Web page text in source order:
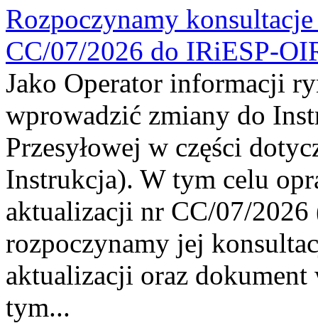
Rozpoczynamy
CC/07/2026 do IRiESP-
Jako Operator informacji
wprowadzić zmiany do
Przesyłowej w części
Instrukcja). W tym celu
aktualizacji nr CC/07/
rozpoczynamy jej
aktualizacji oraz
tym...